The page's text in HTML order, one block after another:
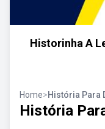
Historinha A
Home>História Para
História